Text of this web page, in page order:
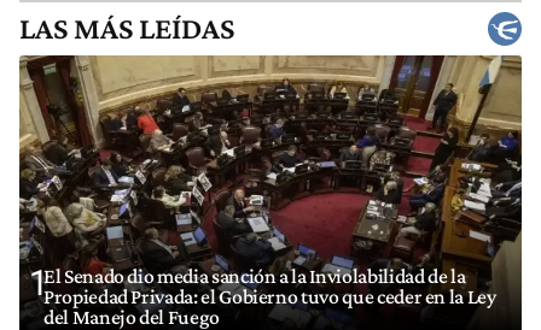
LAS MÁS LEÍDAS
1El Senado dio media sanción a la Inviolabilidad de la
Propiedad Privada: el Gobierno tuvo que ceder en la Ley
del Manejo del Fuego